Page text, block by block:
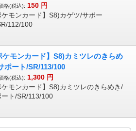
格(税込): 150 円
ケモンカード】S8)カゲツ/サポー
112/100
ケモンカード】S8)カミツレのきらめ
ポート/SR/113/100
格(税込): 1,300 円
ケモンカード】S8)カミツレのきらめき/
ート/SR/113/100